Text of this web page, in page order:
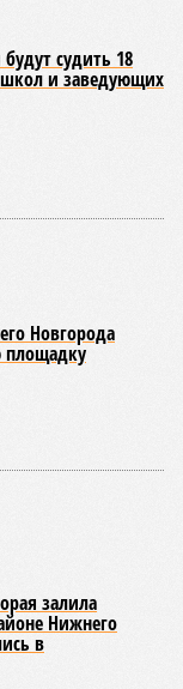
судить 18
и заведующих
Новгорода
площадку
залила
Нижнего
в